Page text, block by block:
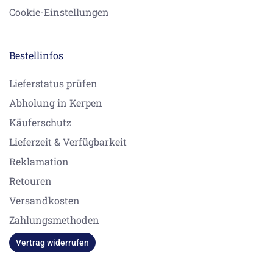
Cookie-Einstellungen
Bestellinfos
Lieferstatus prüfen
Abholung in Kerpen
Käuferschutz
Lieferzeit & Verfügbarkeit
Reklamation
Retouren
Versandkosten
Zahlungsmethoden
Vertrag widerrufen